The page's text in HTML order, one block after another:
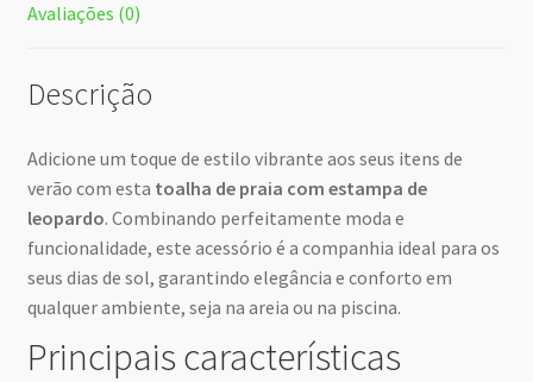
Avaliações (0)
Descrição
Adicione um toque de estilo vibrante aos seus itens de
verão com esta toalha de praia com estampa de
leopardo. Combinando perfeitamente moda e
funcionalidade, este acessório é a companhia ideal para os
seus dias de sol, garantindo elegância e conforto em
qualquer ambiente, seja na areia ou na piscina.
Principais características